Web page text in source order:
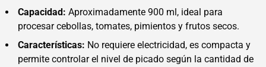
Capacidad: Aproximadamente 900 ml, ideal para
procesar cebollas, tomates, pimientos y frutos secos.
Características: No requiere electricidad, es compacta y
permite controlar el nivel de picado según la cantidad de